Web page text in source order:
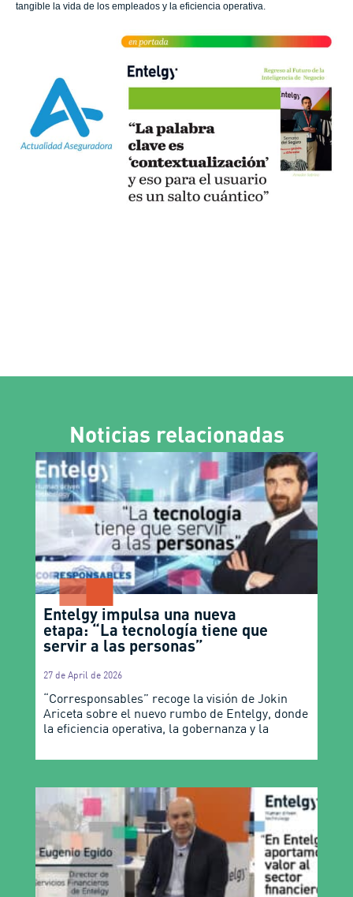
tangible la vida de los empleados y la eficiencia operativa.
Noticias relacionadas
Entelgy impulsa una nueva
etapa: “La tecnología tiene que
servir a las personas”
27 de April de 2026
“Corresponsables” recoge la visión de Jokin
Ariceta sobre el nuevo rumbo de Entelgy, donde
la eficiencia operativa, la gobernanza y la